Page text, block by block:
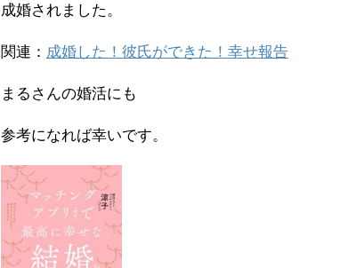
成婚されました。
関連： 成婚した！彼氏ができた！幸せ報告
まるさんの婚活にも
参考になれば幸いです。